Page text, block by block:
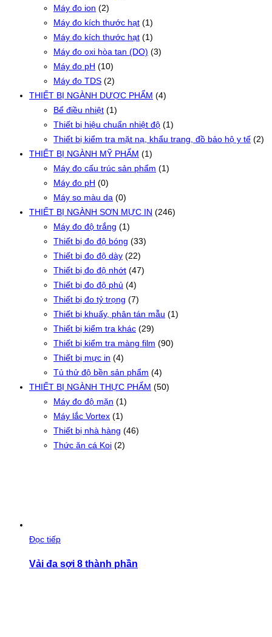
Máy đo ion (2)
Máy đo kích thước hạt (1)
Máy đo kích thước hạt (1)
Máy đo oxi hòa tan (DO) (3)
Máy đo pH (10)
Máy đo TDS (2)
THIẾT BỊ NGÀNH DƯỢC PHẨM (4)
Bể điều nhiệt (1)
Thiết bị hiệu chuẩn nhiệt độ (1)
Thiết bị kiểm tra mặt nạ, khẩu trang, đồ bảo hộ y tế (2)
THIẾT BỊ NGÀNH MỸ PHẨM (1)
Máy đo cấu trúc sản phẩm (1)
Máy đo pH (0)
Máy so màu da (0)
THIẾT BỊ NGÀNH SƠN MỰC IN (246)
Máy đo độ trắng (1)
Thiết bị đo độ bóng (33)
Thiết bị đo độ dày (22)
Thiết bị đo độ nhớt (47)
Thiết bị đo độ phủ (4)
Thiết bị đo tỷ trọng (7)
Thiết bị khuấy, phân tán mẫu (1)
Thiết bị kiểm tra khác (29)
Thiết bị kiểm tra màng film (90)
Thiết bị mực in (4)
Tủ thử độ bền sản phẩm (4)
THIẾT BỊ NGÀNH THỰC PHẨM (50)
Máy đo độ mặn (1)
Máy lắc Vortex (1)
Thiết bị nhà hàng (46)
Thức ăn cá Koi (2)
Đọc tiếp
Vải đa sợi 8 thành phần